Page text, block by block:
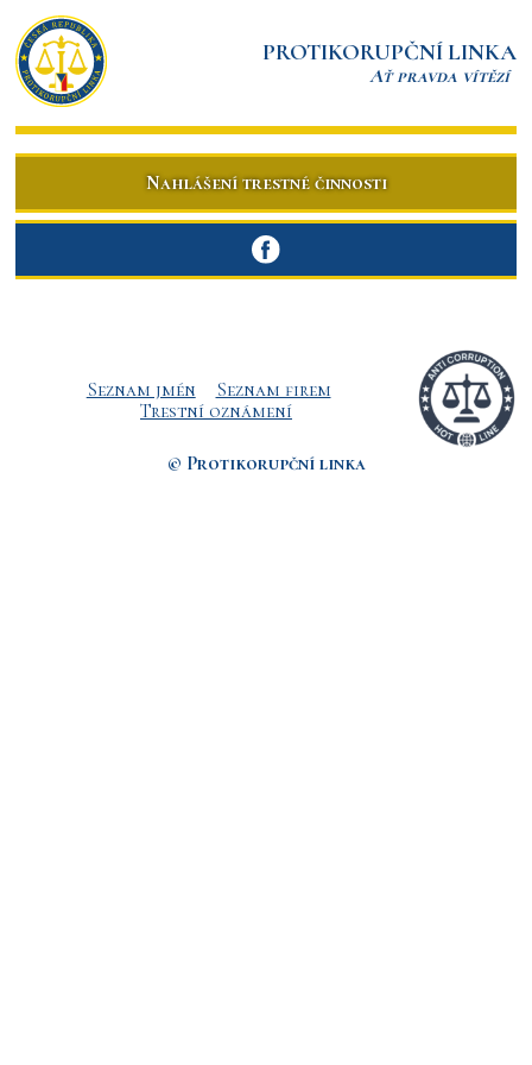
PROTIKORUPČNÍ LINKA
Ať pravda vítězí
Nahlášení trestné činnosti
Seznam jmén
Seznam firem
Trestní oznámení
© Protikorupční linka